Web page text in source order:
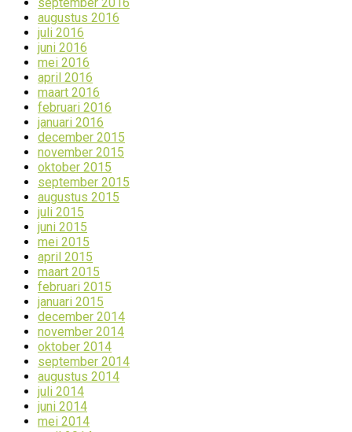
augustus 2016
juli 2016
juni 2016
mei 2016
april 2016
maart 2016
februari 2016
januari 2016
december 2015
november 2015
oktober 2015
september 2015
augustus 2015
juli 2015
juni 2015
mei 2015
april 2015
maart 2015
februari 2015
januari 2015
december 2014
november 2014
oktober 2014
september 2014
augustus 2014
juli 2014
juni 2014
mei 2014